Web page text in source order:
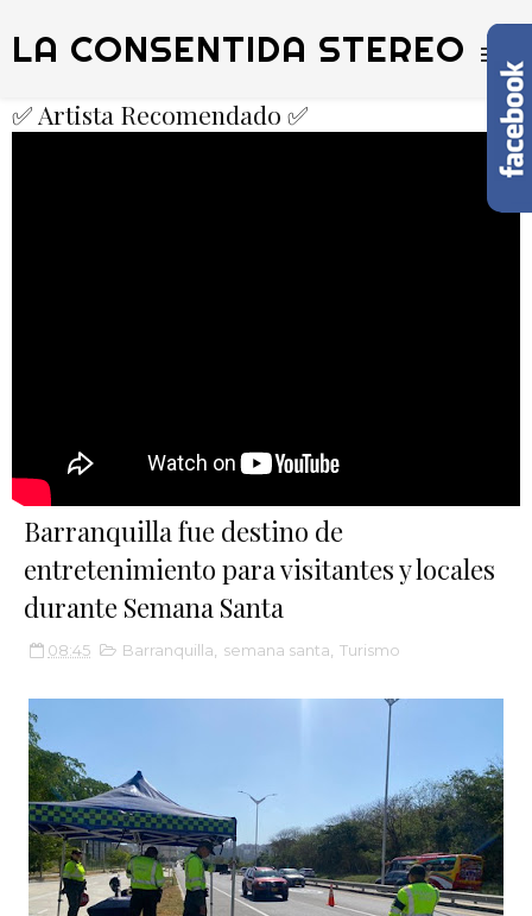
LA CONSENTIDA STEREO
✅ Artista Recomendado ✅
Barranquilla fue destino de
entretenimiento para visitantes y locales
durante Semana Santa
08:45 Barranquilla semana santa Turismo